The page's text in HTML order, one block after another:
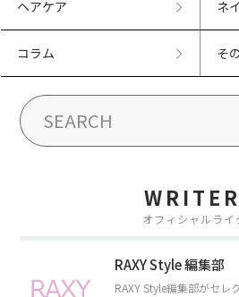
ヘアケア ネ
コラム そ
オフィシャルライ
RAXY Style 編集部
RAXY Style編集部がセレ